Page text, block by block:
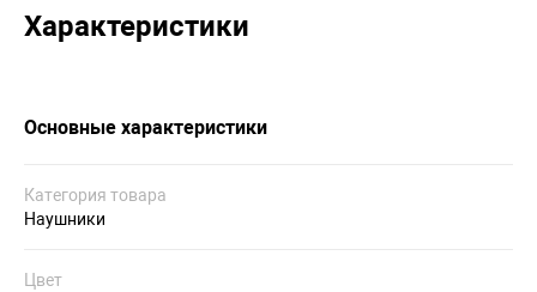
Характеристики
Основные характеристики
Категория товара
Наушники
Цвет